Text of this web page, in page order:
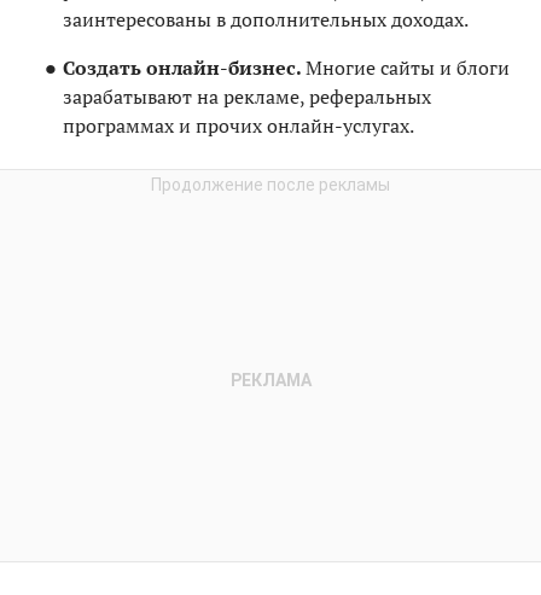
заинтересованы в дополнительных доходах.
Создать онлайн-бизнес.Многие сайты и блоги
зарабатывают на рекламе, реферальных
программах и прочих онлайн-услугах.